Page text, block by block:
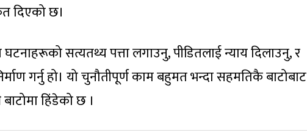
दिएको छ।
सत्यतथ्य पत्ता लगाउनु, पीडितलाई न्याय दिलाउनु, र
गर्नु हो। यो चुनौतीपूर्ण काम बहुमत भन्दा सहमतिकै बाटोबाट
हिंडेको छ ।